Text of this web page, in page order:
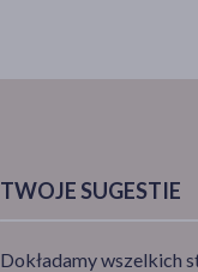
TWOJE SUGESTIE
Dokładamy wszelkich